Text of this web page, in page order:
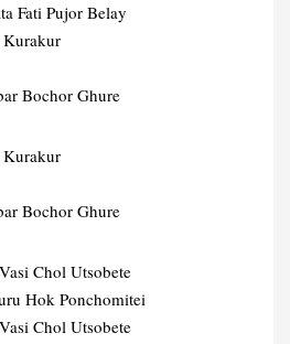
Fati Pujor Belay
Bochor Ghure
Bochor Ghure
Chol Utsobete
Hok Ponchomitei
Chol Utsobete